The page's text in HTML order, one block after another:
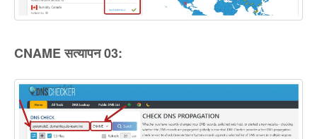
CNAME सत्यापन 03: